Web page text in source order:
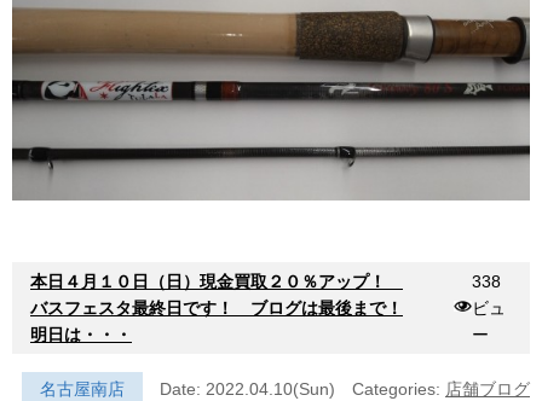
本日４月１０日（日）現金買取２０％アップ！
バスフェスタ最終日です！ ブログは最後まで！
明日は・・・
338
ビュ
ー
名古屋南店 Date: 2022.04.10(Sun) Categories: 店舗ブログ